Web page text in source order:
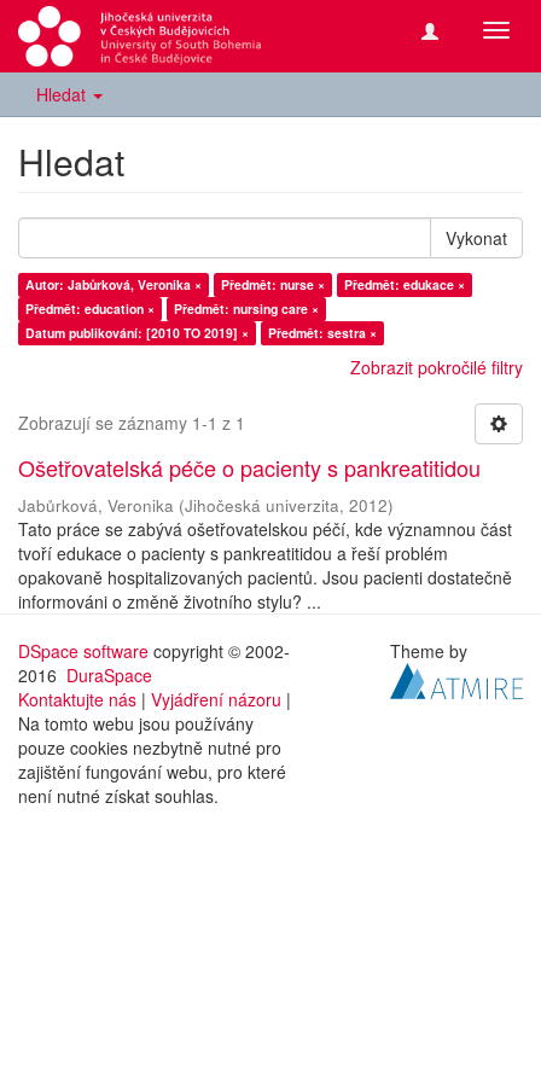
Hledat
Hledat
Vykonat
Autor: Jabůrková, Veronika × Předmět: nurse ×
Předmět: edukace ×
Předmět: education ×
Předmět: nursing care ×
Datum publikování: [2010 TO 2019] ×
Předmět: sestra ×
Zobrazit pokročilé filtry
Zobrazují se záznamy 1-1 z 1
Ošetřovatelská péče o pacienty s pankreatitidou
Jabůrková, Veronika (Jihočeská univerzita, 2012)
Tato práce se zabývá ošetřovatelskou péčí, kde významnou část
tvoří edukace o pacienty s pankreatitidou a řeší problém
opakovaně hospitalizovaných pacientů. Jsou pacienti dostatečně
informováni o změně životního stylu? ...
DSpace software copyright © 2002-
2016 DuraSpace
Kontaktujte nás | Vyjádření názoru |
Na tomto webu jsou používány
pouze cookies nezbytně nutné pro
zajištění fungování webu, pro které
není nutné získat souhlas.
Theme by